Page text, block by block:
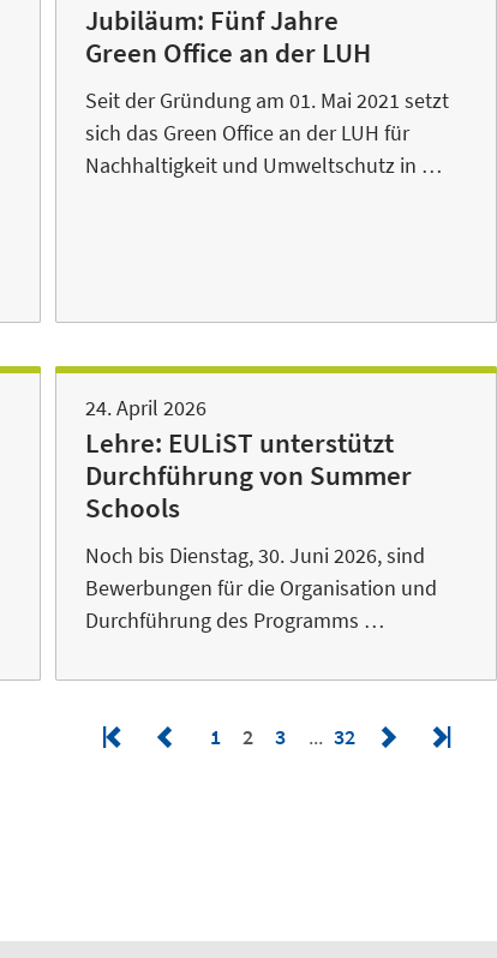
Jubiläum: Fünf Jahre
Green Office an der LUH
Seit der Gründung am 01. Mai 2021 setzt
sich das Green Office an der LUH für
Nachhaltigkeit und Umweltschutz in …
24. April 2026
Lehre: EULiST unterstützt
Durchführung von Summer
Schools
Noch bis Dienstag, 30. Juni 2026, sind
Bewerbungen für die Organisation und
Durchführung des Programms …
1 2 3 32